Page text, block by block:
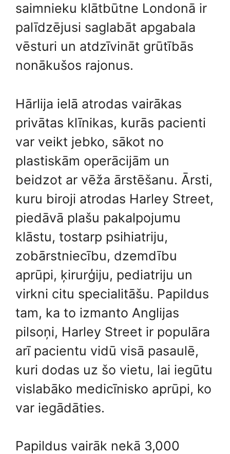
saimnieku klātbūtne Londonā ir
palīdzējusi saglabāt apgabala
vēsturi un atdzīvināt grūtībās
nonākušos rajonus.
Hārlija ielā atrodas vairākas
privātas klīnikas, kurās pacienti
var veikt jebko, sākot no
plastiskām operācijām un
beidzot ar vēža ārstēšanu. Ārsti,
kuru biroji atrodas Harley Street,
piedāvā plašu pakalpojumu
klāstu, tostarp psihiatriju,
zobārstniecību, dzemdību
aprūpi, ķirurģiju, pediatriju un
virkni citu specialitāšu. Papildus
tam, ka to izmanto Anglijas
pilsoņi, Harley Street ir populāra
arī pacientu vidū visā pasaulē,
kuri dodas uz šo vietu, lai iegūtu
vislabāko medicīnisko aprūpi, ko
var iegādāties.
Papildus vairāk nekā 3,000